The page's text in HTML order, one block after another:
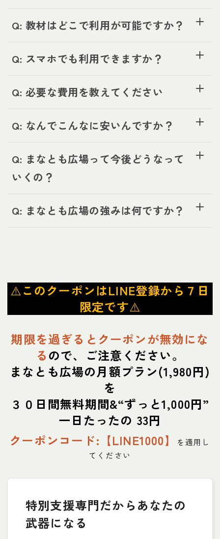
Q: 教材はどこで利用が可能ですか？
Q: スマホでも利用できますか？
Q: 必要な費用を教えてください
Q: なんでこんなに安いんですか？
Q: まなとも広場って今後どうなって
いくの？
Q: まなとも広場の強みは何ですか？
⚠️このクーポンはLINE登録から７日
限定です⚠️
期限を過ぎるとクーポンが無効にな
る ので、ご注意ください。
まなとも広場の月額プラン(1,980円)
を
３０日間無料期間&“ずっと1,000円”
一日たったの 33円
クーポンコード:【LINE1000】
を適用し
てください
特別支援専門だからあなたの
武器になる